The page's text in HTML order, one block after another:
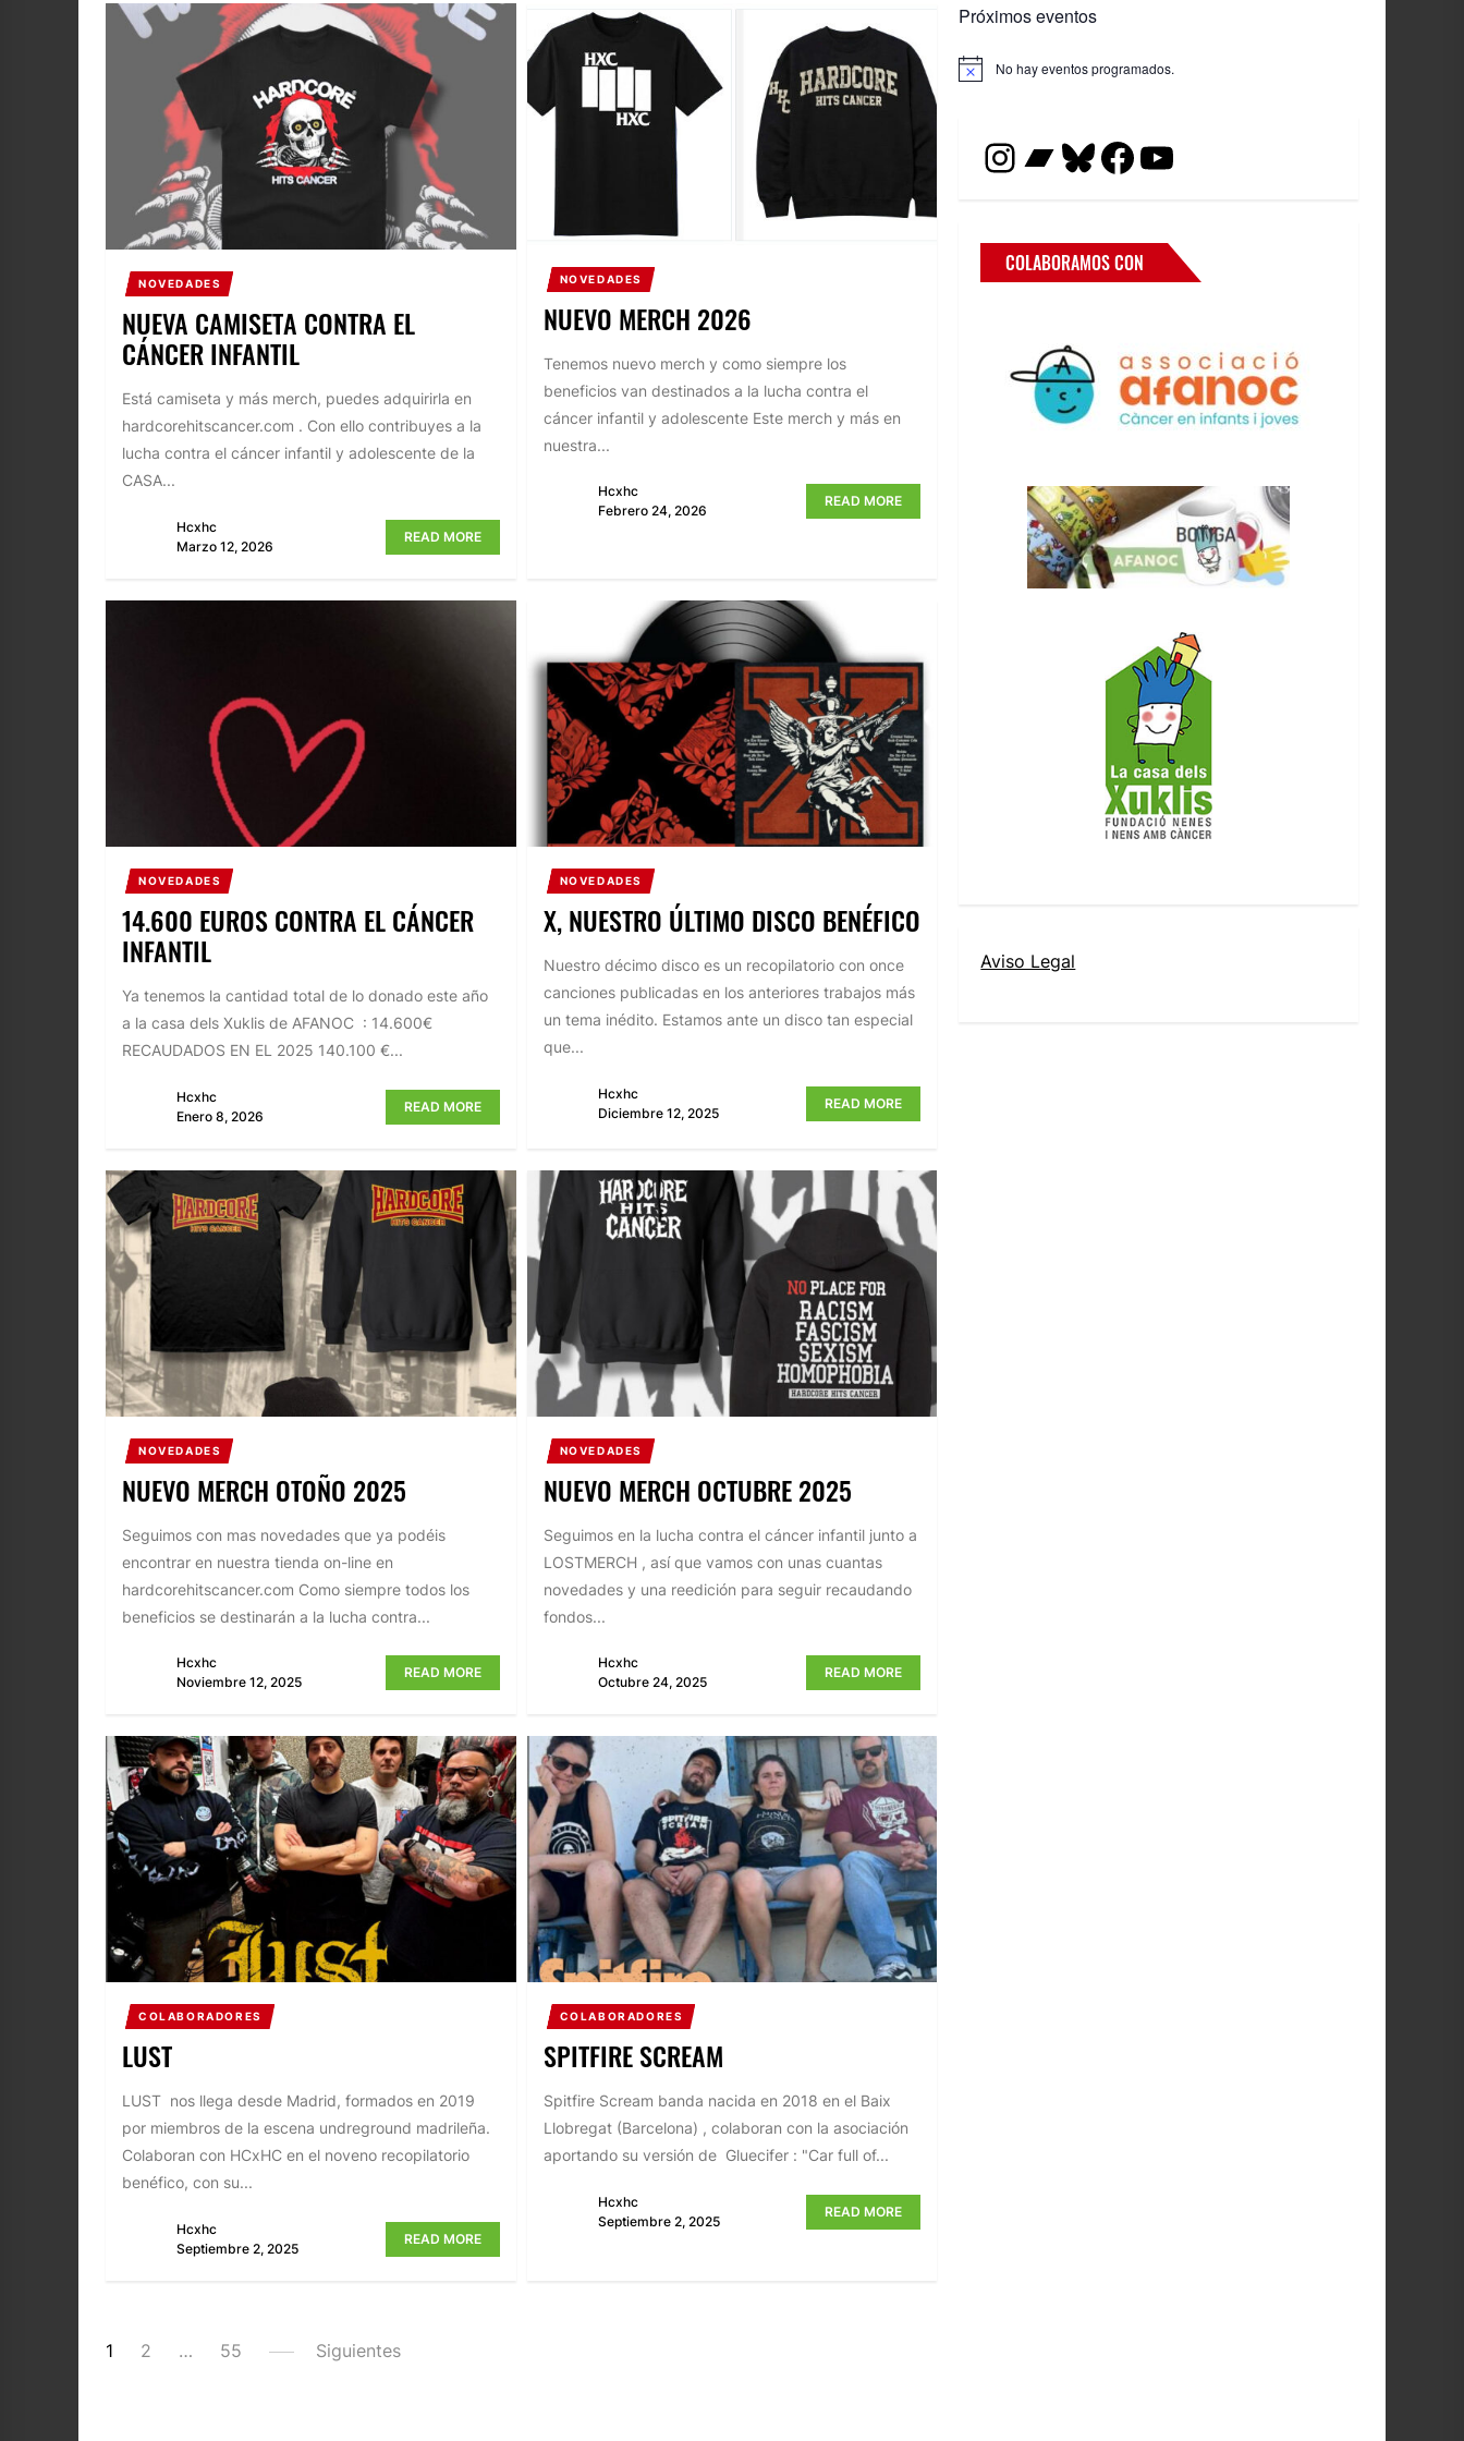
NOVEDADES
NUEVA CAMISETA CONTRA EL
CÁNCER INFANTIL
Está camiseta y más merch, puedes adquirirla en
hardcorehitscancer.com . Con ello contribuyes a la
lucha contra el cáncer infantil y adolescente de la
CASA...
Hcxhc
Marzo 12, 2026
READ MORE
NOVEDADES
NUEVO MERCH 2026
Tenemos nuevo merch y como siempre los
beneficios van destinados a la lucha contra el
cáncer infantil y adolescente Este merch y más en
nuestra...
Hcxhc
Febrero 24, 2026
READ MORE
NOVEDADES
14.600 EUROS CONTRA EL CÁNCER
INFANTIL
Ya tenemos la cantidad total de lo donado este año
a la casa dels Xuklis de AFANOC : 14.600€
RECAUDADOS EN EL 2025 140.100 €...
Hcxhc
Enero 8, 2026
READ MORE
NOVEDADES
X, NUESTRO ÚLTIMO DISCO BENÉFICO
Nuestro décimo disco es un recopilatorio con once
canciones publicadas en los anteriores trabajos más
un tema inédito. Estamos ante un disco tan especial
que...
Hcxhc
Diciembre 12, 2025
READ MORE
NOVEDADES
NUEVO MERCH OTOÑO 2025
Seguimos con mas novedades que ya podéis
encontrar en nuestra tienda on-line en
hardcorehitscancer.com Como siempre todos los
beneficios se destinarán a la lucha contra...
Hcxhc
Noviembre 12, 2025
READ MORE
NOVEDADES
NUEVO MERCH OCTUBRE 2025
Seguimos en la lucha contra el cáncer infantil junto a
LOSTMERCH , así que vamos con unas cuantas
novedades y una reedición para seguir recaudando
fondos...
Hcxhc
Octubre 24, 2025
READ MORE
COLABORADORES
LUST
LUST nos llega desde Madrid, formados en 2019
por miembros de la escena undreground madrileña.
Colaboran con HCxHC en el noveno recopilatorio
benéfico, con su...
Hcxhc
Septiembre 2, 2025
READ MORE
COLABORADORES
SPITFIRE SCREAM
Spitfire Scream banda nacida en 2018 en el Baix
Llobregat (Barcelona) , colaboran con la asociación
aportando su versión de Gluecifer : "Car full of...
Hcxhc
Septiembre 2, 2025
READ MORE
PAGINACIÓN
1 2 … 55 Siguientes
Próximos eventos
Aviso No hay eventos programados.
Instagram
Bandcamp
Bluesky
Facebook
YouTube
COLABORAMOS CON
Aviso Legal